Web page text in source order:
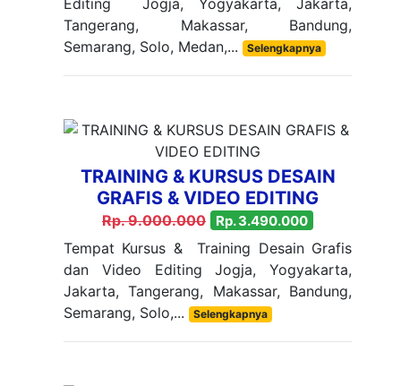
Tangerang, Makassar, Bandung,
Semarang, Solo, Medan,...
Selengkapnya
TRAINING & KURSUS DESAIN
GRAFIS & VIDEO EDITING
Rp. 9.000.000 Rp. 3.490.000
Tempat Kursus & Training Desain Grafis
dan Video Editing Jogja, Yogyakarta,
Jakarta, Tangerang, Makassar, Bandung,
Semarang, Solo,...
Selengkapnya